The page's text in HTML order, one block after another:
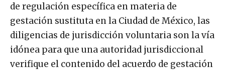
de regulación específica en materia de
gestación sustituta en la Ciudad de México, las
diligencias de jurisdicción voluntaria son la vía
idónea para que una autoridad jurisdiccional
verifique el contenido del acuerdo de gestación